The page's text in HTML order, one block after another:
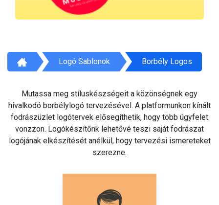
Logó Sablonok Borbély Logos
Mutassa meg stíluskészségeit a közönségnek egy
hivalkodó borbélylogó tervezésével. A platformunkon kínált
fodrászüzlet logótervek elősegíthetik, hogy több ügyfelet
vonzzon. Logókészítőnk lehetővé teszi saját fodrászat
logójának elkészítését anélkül, hogy tervezési ismereteket
szerezne.